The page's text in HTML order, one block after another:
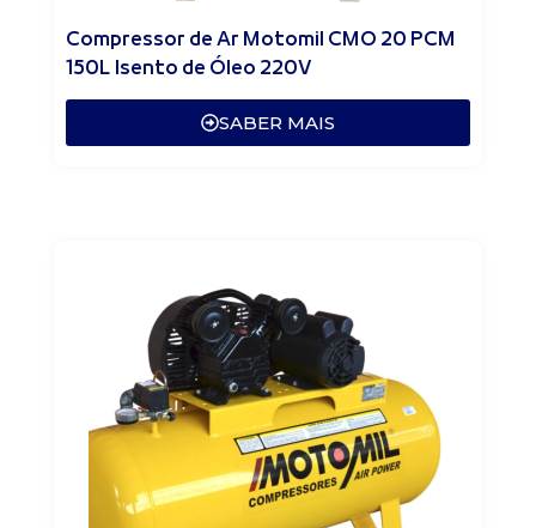
Compressor de Ar Motomil CMO 20 PCM
150L Isento de Óleo 220V
SABER MAIS